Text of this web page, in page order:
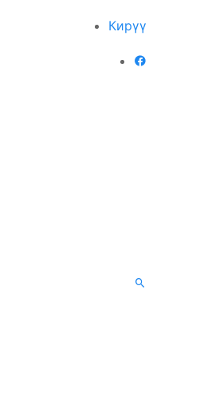
Кирүү